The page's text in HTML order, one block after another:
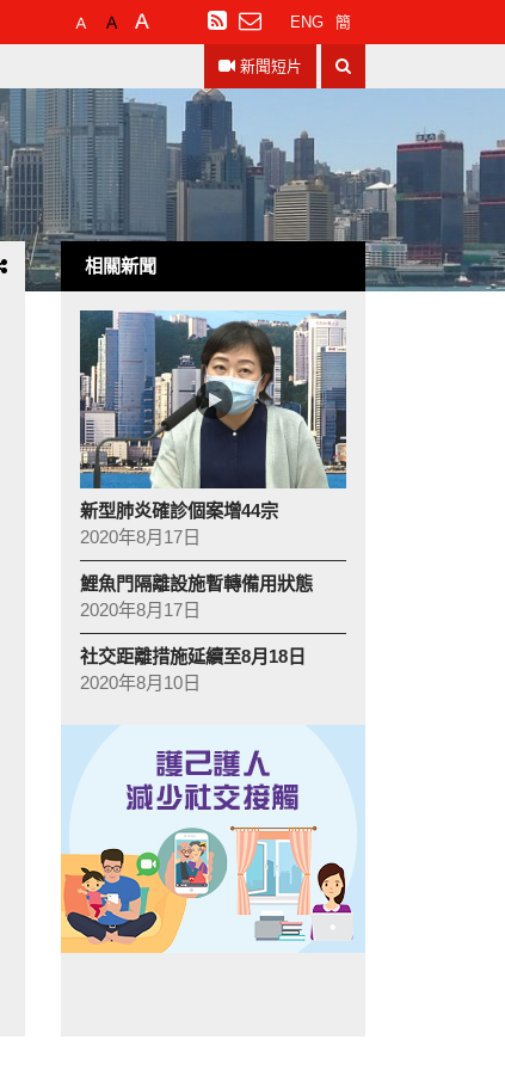
預
設
體
大
小
較
大
字
體
最
大
字
體
訂
閱
RSS
ENG 簡
新聞短片
尋
相關新聞
新型肺炎確診個案增44宗
2020年8月17日
鯉魚門隔離設施暫轉備用狀態
2020年8月17日
社交距離措施延續至8月18日
2020年8月10日